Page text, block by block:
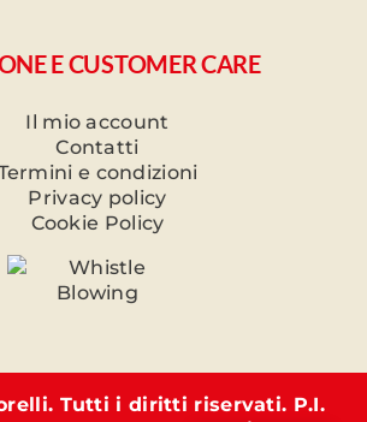
E CUSTOMER CARE
Il mio account
Contatti
e condizioni
Privacy policy
Cookie Policy
Tutti i diritti riservati. P.I.